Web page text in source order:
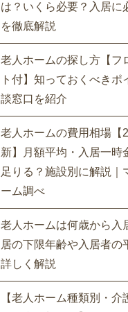
は？いくら必要？入居に
を徹底解説
老人ホームの探し方【フ
ト付】知っておくべきポ
談窓口を紹介
老人ホームの費用相場【
新】月額平均・入居一時
足りる？施設別に解説｜
ーム調べ
老人ホームは何歳から入
居の下限年齢や入居者の
詳しく解説
【老人ホーム種類別・介